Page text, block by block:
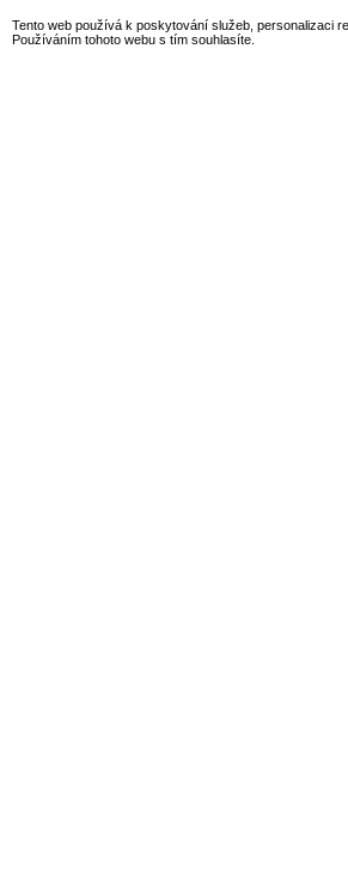
Tento web používá k poskytování služeb, personalizaci
Používáním tohoto webu s tím souhlasíte.